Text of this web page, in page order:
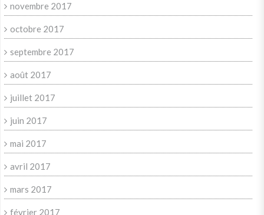
novembre 2017
octobre 2017
septembre 2017
août 2017
juillet 2017
juin 2017
mai 2017
avril 2017
mars 2017
février 2017